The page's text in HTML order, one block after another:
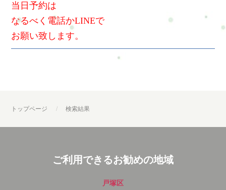
当日予約は
なるべく電話かLINEで
お願い致します。
トップページ 検索結果
ご利用できるお勧めの地域
戸塚区